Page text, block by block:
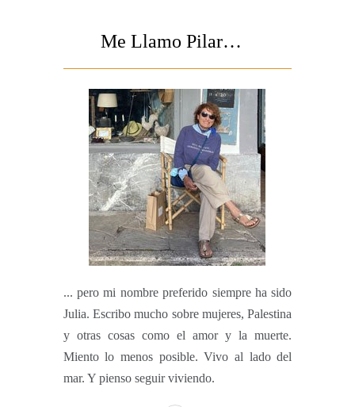
Me Llamo Pilar…
... pero mi nombre preferido siempre ha sido
Julia. Escribo mucho sobre mujeres, Palestina
y otras cosas como el amor y la muerte.
Miento lo menos posible. Vivo al lado del
mar. Y pienso seguir viviendo.